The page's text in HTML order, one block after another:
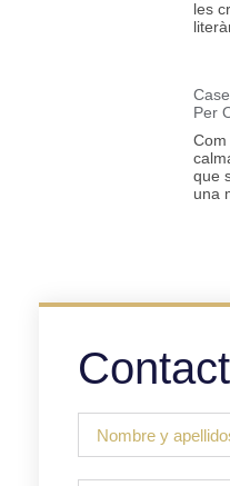
les
Per
que
una